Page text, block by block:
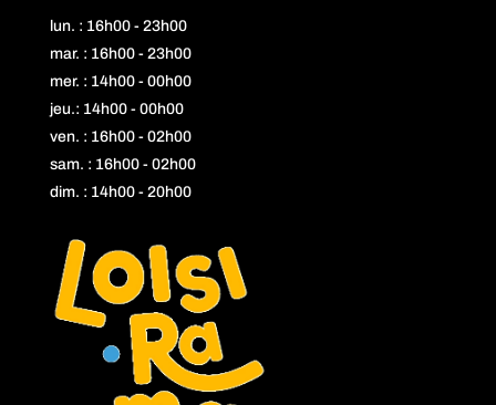
lun. : 16h00 - 23h00
mar. : 16h00 - 23h00
mer. : 14h00 - 00h00
jeu.: 14h00 - 00h00
ven. : 16h00 - 02h00
sam. : 16h00 - 02h00
dim. : 14h00 - 20h00